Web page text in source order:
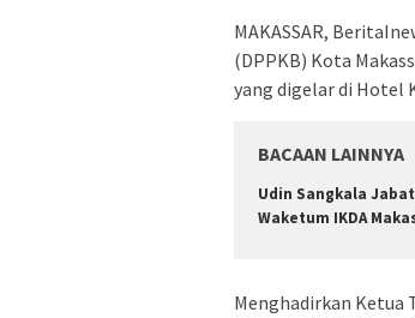
MAKASSAR,
(DPPKB) Kota
yang digelar di Hotel
BACAAN LAINNYA
Udin Sangkala Jabat
Waketum IKDA
Menghadirkan Ketua